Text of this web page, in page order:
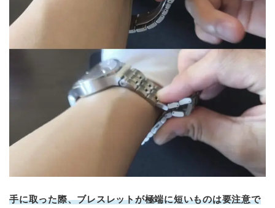
手に取った際、ブレスレットが極端に短いものは要注意で